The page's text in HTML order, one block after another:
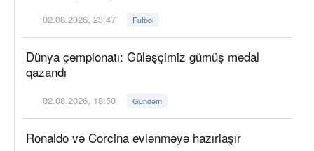
02.08.2026, 23:47 Futbol
Dünya çempionatı: Güləşçimiz gümüş medal
qazandı
02.08.2026, 18:50 Gündəm
Ronaldo və Corcina evlənməyə hazırlaşır